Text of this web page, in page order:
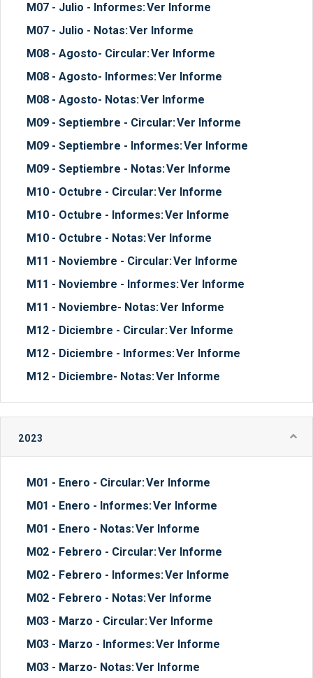
M07 - Julio - Informes:Ver Informe
M07 - Julio - Notas:Ver Informe
M08 - Agosto- Circular:Ver Informe
M08 - Agosto- Informes:Ver Informe
M08 - Agosto- Notas:Ver Informe
M09 - Septiembre - Circular:Ver Informe
M09 - Septiembre - Informes:Ver Informe
M09 - Septiembre - Notas:Ver Informe
M10 - Octubre - Circular:Ver Informe
M10 - Octubre - Informes:Ver Informe
M10 - Octubre - Notas:Ver Informe
M11 - Noviembre - Circular:Ver Informe
M11 - Noviembre - Informes:Ver Informe
M11 - Noviembre- Notas:Ver Informe
M12 - Diciembre - Circular:Ver Informe
M12 - Diciembre - Informes:Ver Informe
M12 - Diciembre- Notas:Ver Informe
2023
M01 - Enero - Circular:Ver Informe
M01 - Enero - Informes:Ver Informe
M01 - Enero - Notas:Ver Informe
M02 - Febrero - Circular:Ver Informe
M02 - Febrero - Informes:Ver Informe
M02 - Febrero - Notas:Ver Informe
M03 - Marzo - Circular:Ver Informe
M03 - Marzo - Informes:Ver Informe
M03 - Marzo- Notas:Ver Informe